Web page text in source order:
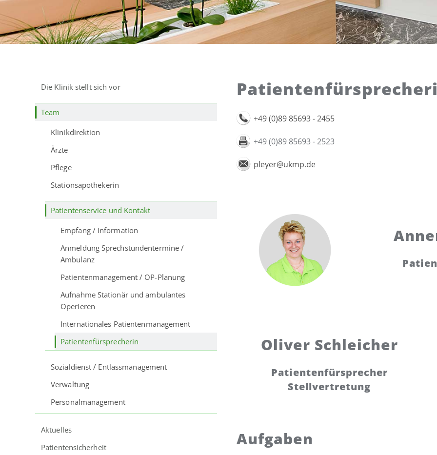
+49 (0)89 85693 - 2455
+49 (0)89 85693 - 2523
pleyer@ukmp.de
Oliver Schleicher
Patientenfürsprecher
Stellvertretung
Aufgaben
Die Klinik stellt sich vor
Team
Klinikdirektion
Ärzte
Pflege
Stationsapothekerin
Patientenservice und Kontakt
Empfang / Information
Anmeldung Sprechstundentermine /
Ambulanz
Patientenmanagement / OP-Planung
Aufnahme Stationär und ambulantes
Operieren
Internationales Patientenmanagement
Patientenfürsprecherin
Sozialdienst / Entlassmanagement
Verwaltung
Personalmanagement
Aktuelles
Patientensicherheit